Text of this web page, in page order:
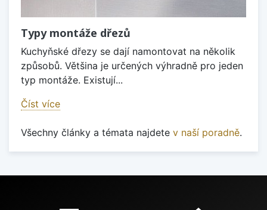
Typy montáže dřezů
Kuchyňské dřezy se dají namontovat na několik
způsobů. Většina je určených výhradně pro jeden
typ montáže. Existují...
Číst více
Všechny články a témata najdete v naší poradně.